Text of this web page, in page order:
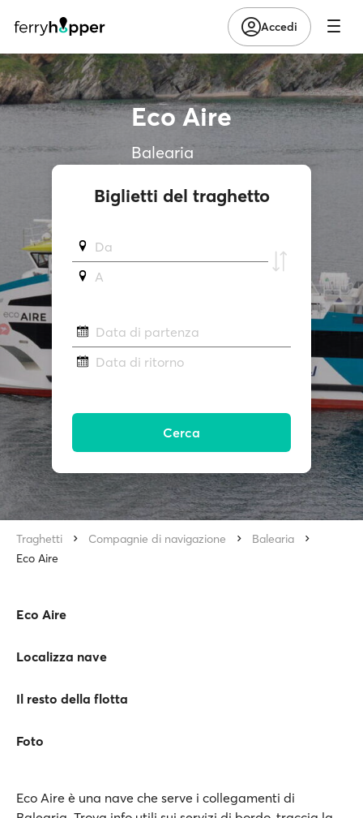
Accedi
Eco Aire
Balearia
Biglietti del traghetto
Da
A
Data di partenza
Data di ritorno
Cerca
Traghetti Compagnie di navigazione
Balearia
Eco Aire
Eco Aire
Localizza nave
Il resto della flotta
Foto
Eco Aire è una nave che serve i collegamenti di